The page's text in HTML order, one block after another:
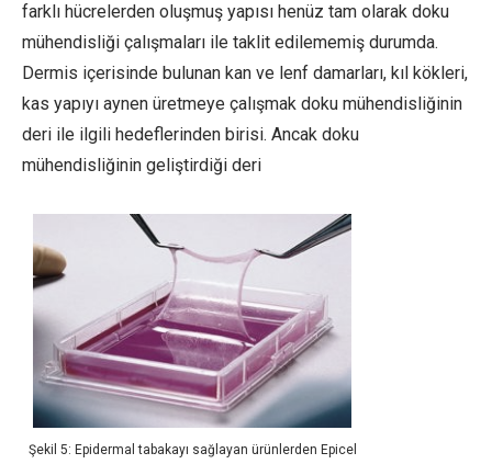
farklı hücrelerden oluşmuş yapısı henüz tam olarak doku
mühendisliği çalışmaları ile taklit edilememiş durumda.
Dermis içerisinde bulunan kan ve lenf damarları, kıl kökleri,
kas yapıyı aynen üretmeye çalışmak doku mühendisliğinin
deri ile ilgili hedeflerinden birisi. Ancak doku
mühendisliğinin geliştirdiği deri
Şekil 5: Epidermal tabakayı sağlayan ürünlerden Epicel